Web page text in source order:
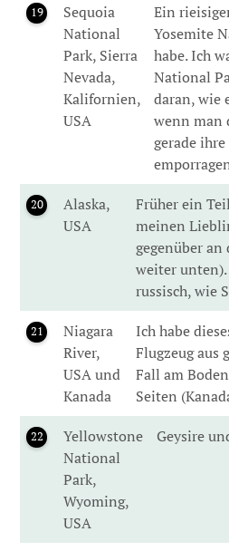
19
Sequoia
National
Park, Sierra
Nevada,
Kalifornien,
USA
Ein
Yosemite
habe. Ich
National
daran, wie
wenn man
gerade
20
Alaska,
USA
Früher ein
meinen
gegenüber
weiter
russisch, wie
21
Niagara
River,
USA und
Kanada
Ich habe
Flugzeug aus
Fall am
Seiten
22
Yellowstone
National
Park,
Wyoming,
USA
Geysire